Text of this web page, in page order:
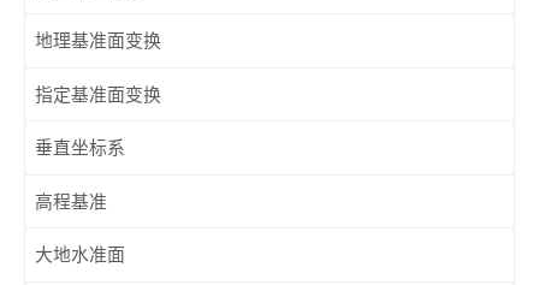
地理基准面变换
指定基准面变换
垂直坐标系
高程基准
大地水准面